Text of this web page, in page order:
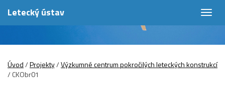
Letecký ústav
Úvod/Projekty/Výzkumné centrum pokročilých leteckých konstrukcí
/ CKObr01